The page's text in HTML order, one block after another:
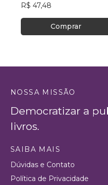
R$ 47,48
Comprar
NOSSA MISSÃO
Democratizar a
livros.
SAIBA MAIS
Dúvidas e Contato
Política de Privacidade